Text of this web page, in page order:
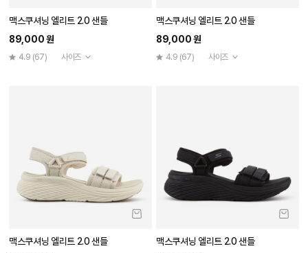
맥스쿠셔닝 엘리트 2.0 샌들
89,000 원
4.9 (67) 사이즈
맥스쿠셔닝 엘리트 2.0 샌들
89,000 원
4.9 (67) 사이즈
맥스쿠셔닝 엘리트 2.0 샌들
맥스쿠셔닝 엘리트 2.0 샌들